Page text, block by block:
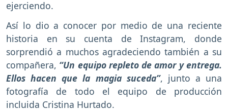
ejerciendo.
Así lo dio a conocer por medio de una reciente
historia en su cuenta de Instagram, donde
sorprendió a muchos agradeciendo también a su
compañera, “Un equipo repleto de amor y entrega.
Ellos hacen que la magia suceda”, junto a una
fotografía de todo el equipo de producción
incluida Cristina Hurtado.